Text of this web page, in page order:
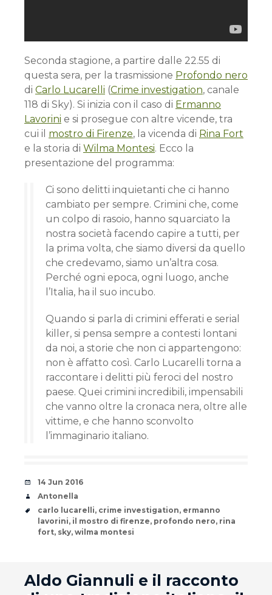
Seconda stagione, a partire dalle 22.55 di
questa sera, per la trasmissione Profondo nero
di Carlo Lucarelli (Crime investigation, canale
118 di Sky). Si inizia con il caso di Ermanno
Lavorini e si prosegue con altre vicende, tra
cui il mostro di Firenze, la vicenda di Rina Fort
e la storia di Wilma Montesi. Ecco la
presentazione del programma:
Ci sono delitti inquietanti che ci hanno
cambiato per sempre. Crimini che, come
un colpo di rasoio, hanno squarciato la
nostra società facendo capire a tutti, per
la prima volta, che siamo diversi da quello
che credevamo, siamo un’altra cosa.
Perché ogni epoca, ogni luogo, anche
l’Italia, ha il suo incubo.
Quando si parla di crimini efferati e serial
killer, si pensa sempre a contesti lontani
da noi, a storie che non ci appartengono:
non è affatto così. Carlo Lucarelli torna a
raccontare i delitti più feroci del nostro
paese. Quei crimini incredibili, impensabili
che vanno oltre la cronaca nera, oltre alle
vittime, e che hanno sconvolto
l’immaginario italiano.
Date
14 Jun 2016
Author
Antonella
Tags
carlo lucarelli, crime investigation, ermanno
lavorini, il mostro di firenze, profondo nero, rina
fort, sky, wilma montesi
Aldo Giannuli e il racconto